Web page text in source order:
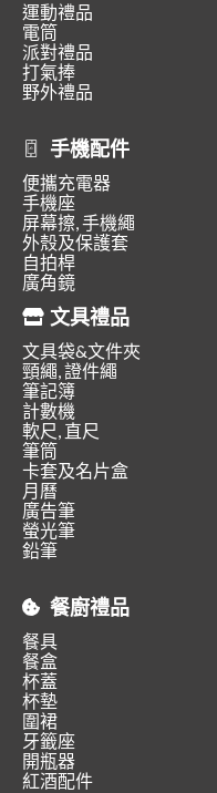
運動禮品
電筒
派對禮品
打氣捧
野外禮品
手機配件
便攜充電器
手機座
屏幕擦, 手機繩
外殼及保護套
自拍桿
廣角鏡
文具禮品
文具袋&文件夾
頸繩, 證件繩
筆記簿
計數機
軟尺, 直尺
筆筒
卡套及名片盒
月曆
廣告筆
螢光筆
鉛筆
餐廚禮品
餐具
餐盒
杯蓋
杯墊
圍裙
牙籤座
開瓶器
紅酒配件